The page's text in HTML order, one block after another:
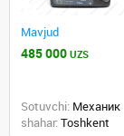
Mavjud
485 000 UZS
Sotuvchi: Механик
shahar: Toshkent